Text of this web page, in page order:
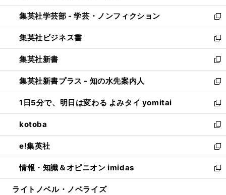
開
く
ウ
で
開
く
ン
ド
ウ
で
開
く
ウ
ィ
ン
ド
ウ
で
開
く
集英社学芸部 - 学芸・ノンフィクション
新
し
い
ウ
ィ
ン
ド
ウ
で
開
く
集英社ビジネス書
新
し
い
ウ
ィ
ン
ド
ウ
で
開
く
集英社新書
新
し
い
ウ
ィ
ン
ド
ウ
で
開
く
集英社新書プラス - 知の水先案内人
新
し
い
ウ
ィ
ン
ド
ウ
で
開
1日5分で、明日は変わる よみタイ yomitai
新
し
い
ウ
ィ
ン
ド
ウ
kotoba
新
し
い
ウ
ィ
ン
e!集英社
新
し
い
ウ
情報・知識＆オピニオン imidas
新
し
ライトノベル・ノベライズ